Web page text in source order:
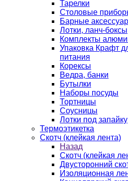
Тарелки
Столовые
Барные
Лотки, ланч-боксы
Комплекты
Упаковка Крафт
питания
Корексы
Ведра, банки
Бутылки
Наборы посуды
Тортницы
Соусницы
Лотки под запайку
Термоэтикетка
Скотч (клейкая лента)
Назад
Скотч (клейкая
Двусторонний
Изоляционная